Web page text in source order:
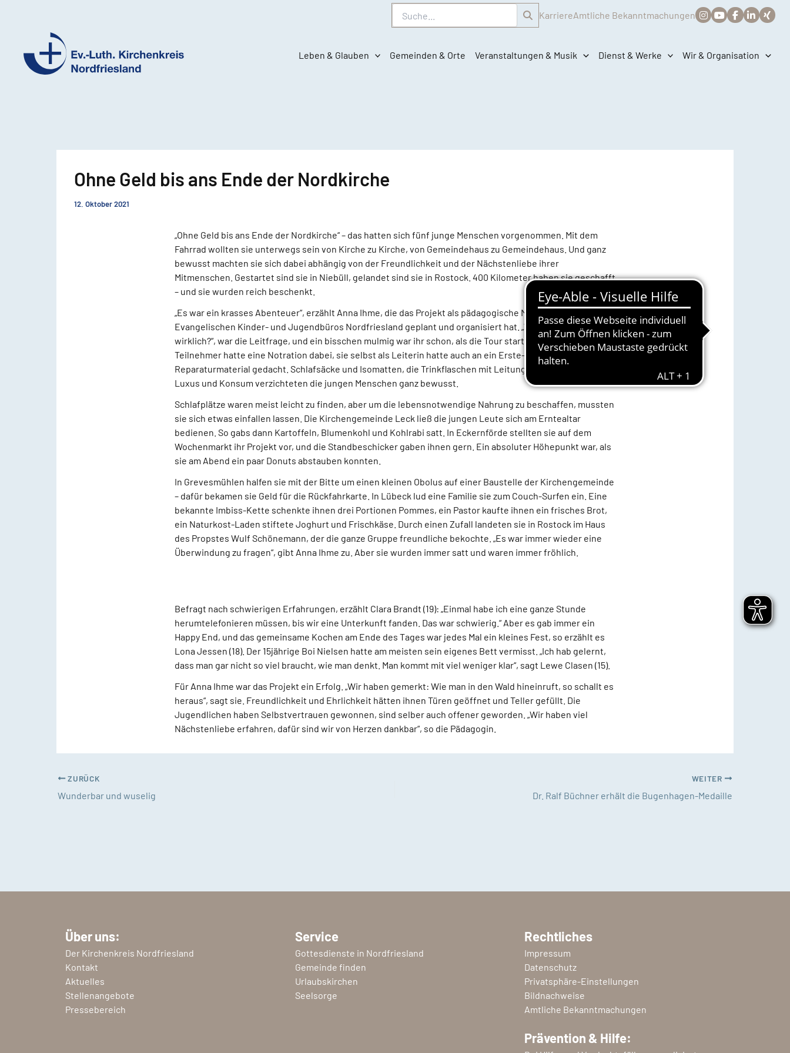
Suche KarriereAmtliche Bekanntmachungen
Ev.-
Leben & Glauben Gemeinden & Orte Veranstaltungen & Musik Dienst & Werke Wir & Organisation
Ohne Geld bis ans Ende der Nordkirche
12. Oktober 2021
„Ohne Geld bis ans Ende der Nordkirche“ – das hatten sich fünf junge Menschen vorgenommen. Mit dem
Fahrrad wollten sie unterwegs sein von Kirche zu Kirche, von Gemeindehaus zu Gemeindehaus. Und ganz
bewusst machten sie sich dabei abhängig von der Freundlichkeit und der Nächstenliebe ihrer
Mitmenschen. Gestartet sind sie in Niebüll, gelandet sind sie in Rostock. 400 Kilometer haben sie geschafft
– und sie wurden reich beschenkt.
„Es war ein krasses Abenteuer“, erzählt Anna Ihme, die das Projekt als pädagogische Mitarbeiterin des
Evangelischen Kinder- und Jugendbüros Nordfriesland geplant und organisiert hat. „Was braucht man
wirklich?“, war die Leitfrage, und ein bisschen mulmig war ihr schon, als die Tour startete. Jeder
Teilnehmer hatte eine Notration dabei, sie selbst als Leiterin hatte auch an ein Erste-Hilfe-Set und etwas
Reparaturmaterial gedacht. Schlafsäcke und Isomatten, die Trinkflaschen mit Leitungswasser gefüllt – auf
Luxus und Konsum verzichteten die jungen Menschen ganz bewusst.
Schlafplätze waren meist leicht zu finden, aber um die lebensnotwendige Nahrung zu beschaffen, mussten
sie sich etwas einfallen lassen. Die Kirchengemeinde Leck ließ die jungen Leute sich am Erntealtar
bedienen. So gabs dann Kartoffeln, Blumenkohl und Kohlrabi satt. In Eckernförde stellten sie auf dem
Wochenmarkt ihr Projekt vor, und die Standbeschicker gaben ihnen gern. Ein absoluter Höhepunkt war, als
sie am Abend ein paar Donuts abstauben konnten.
In Grevesmühlen halfen sie mit der Bitte um einen kleinen Obolus auf einer Baustelle der Kirchengemeinde
– dafür bekamen sie Geld für die Rückfahrkarte. In Lübeck lud eine Familie sie zum Couch-Surfen ein. Eine
bekannte Imbiss-Kette schenkte ihnen drei Portionen Pommes, ein Pastor kaufte ihnen ein frisches Brot,
ein Naturkost-Laden stiftete Joghurt und Frischkäse. Durch einen Zufall landeten sie in Rostock im Haus
des Propstes Wulf Schönemann, der die ganze Gruppe freundliche bekochte. „Es war immer wieder eine
Überwindung zu fragen“, gibt Anna Ihme zu. Aber sie wurden immer satt und waren immer fröhlich.
Befragt nach schwierigen Erfahrungen, erzählt Clara Brandt (19): „Einmal habe ich eine ganze Stunde
herumtelefonieren müssen, bis wir eine Unterkunft fanden. Das war schwierig.“ Aber es gab immer ein
Happy End, und das gemeinsame Kochen am Ende des Tages war jedes Mal ein kleines Fest, so erzählt es
Lona Jessen (18). Der 15jährige Boi Nielsen hatte am meisten sein eigenes Bett vermisst. „Ich hab gelernt,
dass man gar nicht so viel braucht, wie man denkt. Man kommt mit viel weniger klar“, sagt Lewe Clasen (15).
Für Anna Ihme war das Projekt ein Erfolg. „Wir haben gemerkt: Wie man in den Wald hineinruft, so schallt es
heraus“, sagt sie. Freundlichkeit und Ehrlichkeit hätten ihnen Türen geöffnet und Teller gefüllt. Die
Jugendlichen haben Selbstvertrauen gewonnen, sind selber auch offener geworden. „Wir haben viel
Nächstenliebe erfahren, dafür sind wir von Herzen dankbar“, so die Pädagogin.
ZURÜCK
Wunderbar und wuselig
WEITER
Dr. Ralf Büchner erhält die Bugenhagen-Medaille
Über uns:
Der Kirchenkreis Nordfriesland
Kontakt
Aktuelles
Stellenangebote
Pressebereich
Service
Gottesdienste in Nordfriesland
Gemeinde finden
Urlaubskirchen
Seelsorge
Rechtliches
Impressum
Datenschutz
Privatsphäre-Einstellungen
Bildnachweise
Amtliche Bekanntmachungen
Prävention & Hilfe: